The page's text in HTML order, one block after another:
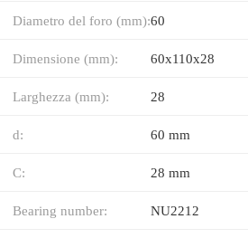
Diametro del foro (mm):60
Dimensione (mm): 60x110x28
Larghezza (mm): 28
d: 60 mm
C: 28 mm
Bearing number: NU2212